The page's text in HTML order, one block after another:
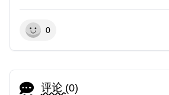
0
评论 (0)